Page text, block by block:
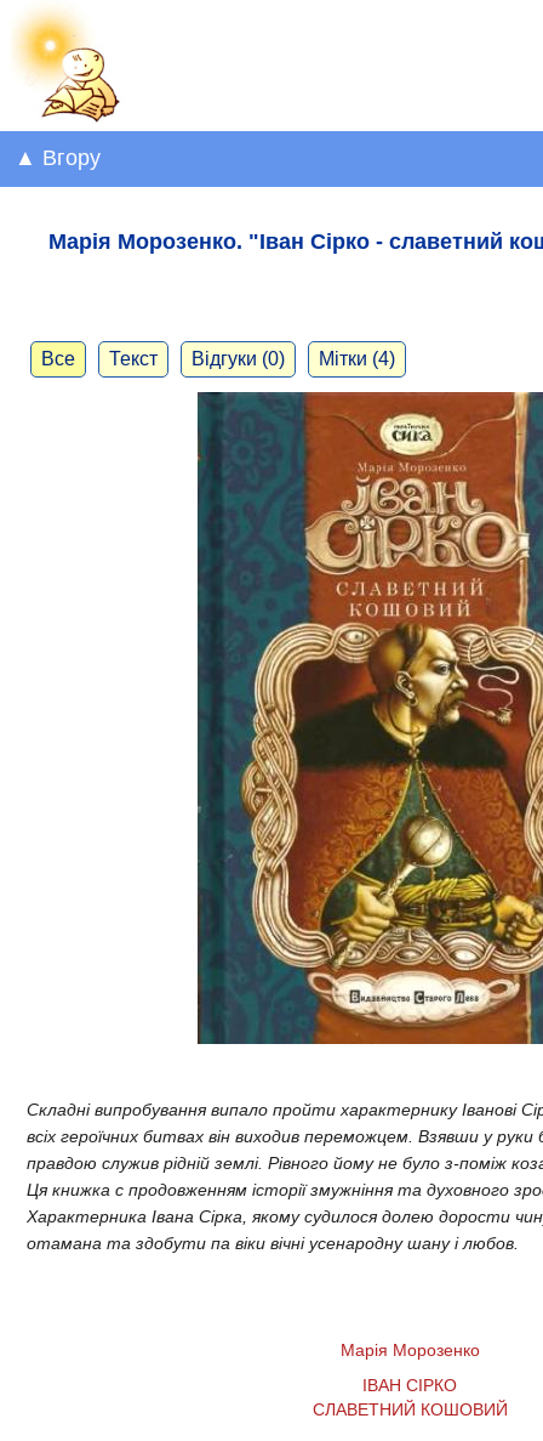
▲ Вгору
Марія Морозенко. "Іван Сірко - славетний
Все Текст Відгуки (0) Мітки (4)
Складні випробування випало пройти характернику Іванові
всіх героїчних битвах він виходив переможцем. Взявши у руки
правдою служив рідній землі. Рівного йому не було з-поміж
Ця книжка с продовженням історії змужніння та духовного
Характерника Івана Сірка, якому судилося долею дорости
отамана та здобути па віки вічні усенародну шану і любов.
Марія Морозенко
ІВАН СІРКО
СЛАВЕТНИЙ КОШОВИЙ